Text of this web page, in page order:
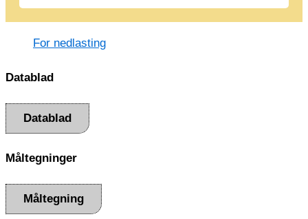
For nedlasting
Datablad
Datablad
Måltegninger
Måltegning